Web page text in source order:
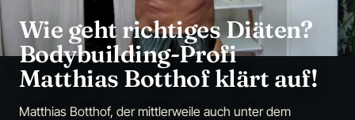
Wie geht richtiges Diäten?
Bodybuilding-Profi
Matthias Botthof klärt auf!
Matthias Botthof, der mittlerweile auch unter dem